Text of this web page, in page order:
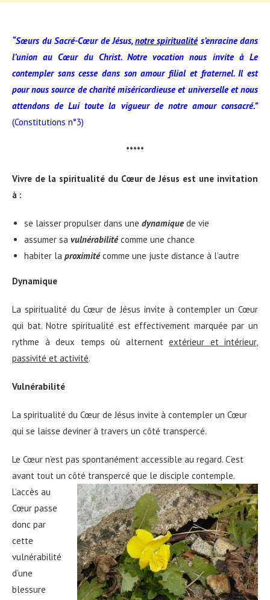
“Sœurs du Sacré-Cœur de Jésus,notre spiritualités’enracine dans
l’union au Cœur du Christ. Notre vocation nous invite à Le
contempler sans cesse dans son amour filial et fraternel. Il est
pour nous source de charité miséricordieuse et universelle et nous
attendons de Lui toute la vigueur de notre amour consacré.”
(Constitutions n°3)
*****
Vivre de la spiritualité du Cœur de Jésus est une invitation
à :
se laisser propulser dans une dynamique de vie
assumer sa vulnérabilitécomme une chance
habiter la proximitécomme une juste distance à l’autre
Dynamique
La spiritualité du Cœur de Jésus invite à contempler un Cœur
qui bat. Notre spiritualité est effectivement marquée par un
rythme à deux temps où alternent extérieur et intérieur,
passivité et activité.
Vulnérabilité
La spiritualité du Cœur de Jésus invite à contempler un Cœur
qui se laisse deviner à travers un côté transpercé.
Le Cœur n’est pas spontanément accessible au regard. C’est
avant tout un côté transpercé que le disciple contemple.
L’accès au
Cœur passe
donc par
cette
vulnérabilité
d’une
blessure